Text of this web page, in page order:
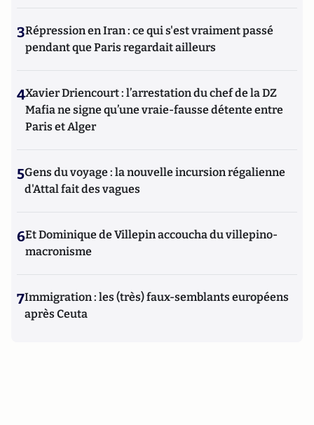
3Répression en Iran : ce qui s'est vraiment passé
pendant que Paris regardait ailleurs
4Xavier Driencourt : l’arrestation du chef de la DZ
Mafia ne signe qu’une vraie-fausse détente entre
Paris et Alger
5Gens du voyage : la nouvelle incursion régalienne
d'Attal fait des vagues
6Et Dominique de Villepin accoucha du villepino-
macronisme
7Immigration : les (très) faux-semblants européens
après Ceuta